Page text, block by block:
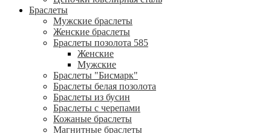
Браслеты
Мужские браслеты
Женские браслеты
Браслеты позолота 585
Женские
Мужские
Браслеты "Бисмарк"
Браслеты белая позолота
Браслеты из бусин
Браслеты с черепами
Кожаные браслеты
Магнитные браслеты